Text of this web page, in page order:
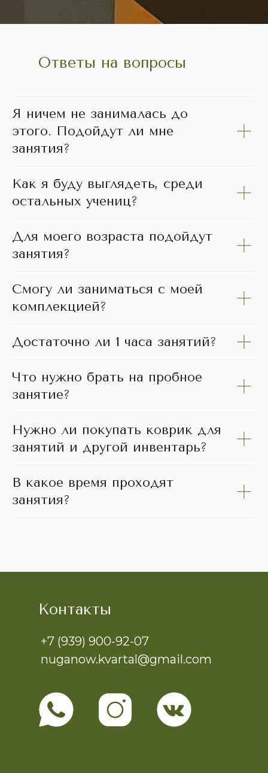
Ответы на вопросы
Я ничем не занималась до
этого. Подойдут ли мне
занятия?
Как я буду выглядеть, среди
остальных учениц?
Для моего возраста подойдут
занятия?
Смогу ли заниматься с моей
комплекцией?
Достаточно ли 1 часа занятий?
Что нужно брать на пробное
занятие?
Нужно ли покупать коврик для
занятий и другой инвентарь?
В какое время проходят
занятия?
Контакты
+7 (939) 900-92-07
nuganow.kvartal@gmail.com